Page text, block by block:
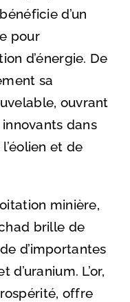
d’un
pour
d’énergie. De
sa
ouvrant
dans
et de
minière,
brille de
d’importantes
d’uranium. L’or,
offre